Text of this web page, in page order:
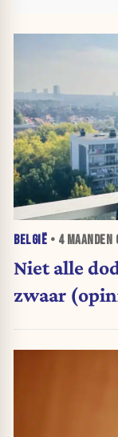
BELGIË • 4 MAANDEN
Niet alle
zwaar